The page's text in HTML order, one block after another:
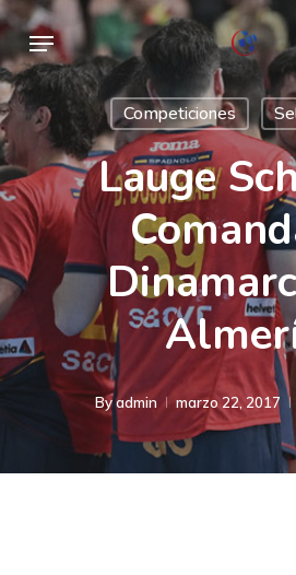
Skip
main
content
Menu
Competiciones
Lauge
Byadmin marzo 22, 2017